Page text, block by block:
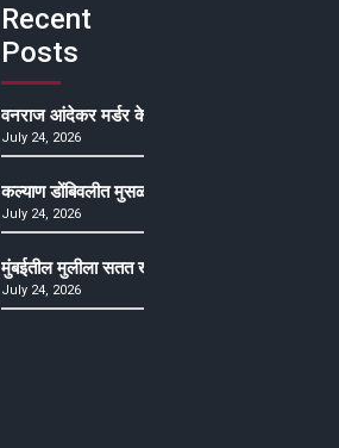
Recent
Posts
वनराज आंदेकर मर्डर केसमधील साक्षीदाराची हत्या,
July 24, 2026
कल्याण डोंबिवलीत मुसळधार ते अतिमुसळधार पाऊस,
July 24, 2026
मुंबईतील मुलीला सतत खोकला अन् ताप, ७ वर्षे उपचार
July 24, 2026